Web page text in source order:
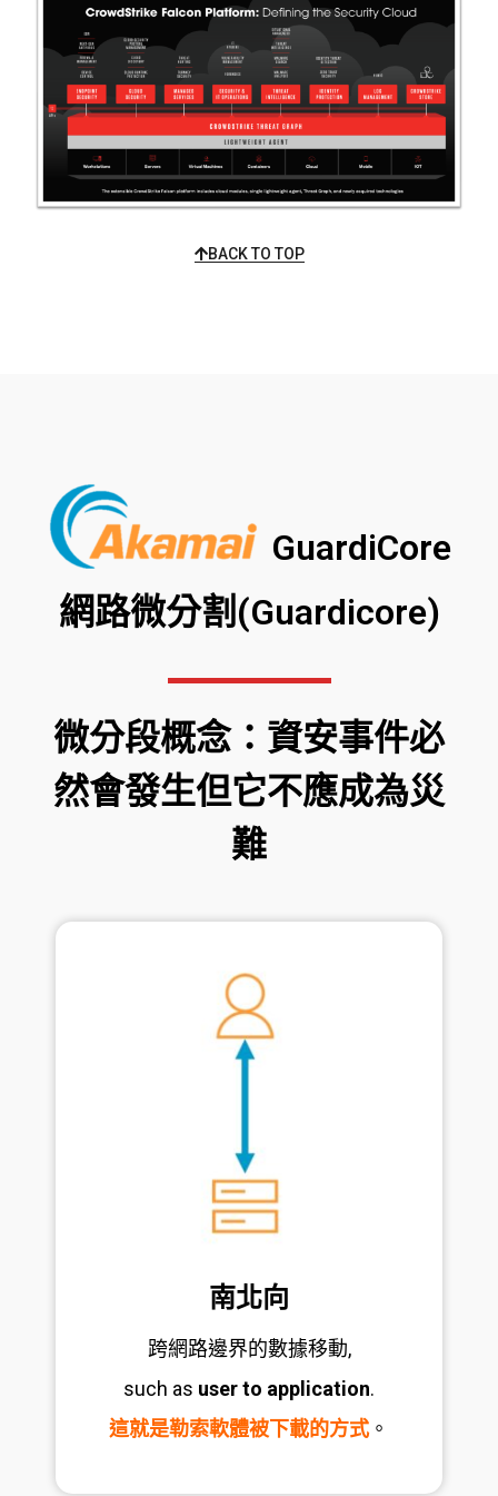
BACK TO TOP
GuardiCore
網路微分割(Guardicore)
微分段概念：資安事件必
然會發生但它不應成為災
難
南北向
跨網路邊界的數據移動,
such as user to application.
這就是勒索軟體被下載的方式。